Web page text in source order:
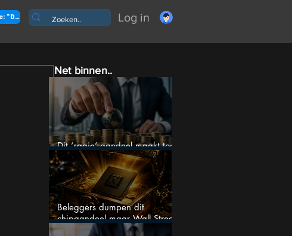
Profiteer nu van 50% korting met de kortingscode: "DANK" Log in
Net binnen..
Dit ‘saaie’ aandeel maakt toch
bizar veel winst
Beleggers dumpen dit
chipaandeel maar Wall Street
ziet een zeldzame koopkans